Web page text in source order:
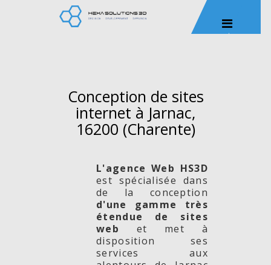
Conception de sites
internet à Jarnac,
16200 (Charente)
L'agence Web HS3D
est spécialisée dans
de la conception
d'une gamme très
étendue de sites
web et met à
disposition ses
services aux